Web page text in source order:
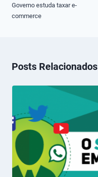
de
Post
Governo estuda taxar e-
commerce
Posts Relacionados